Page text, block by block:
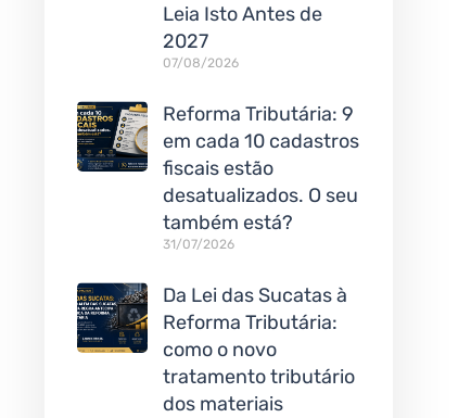
Leia Isto Antes de
2027
07/08/2026
Reforma Tributária: 9
em cada 10 cadastros
fiscais estão
desatualizados. O seu
também está?
31/07/2026
Da Lei das Sucatas à
Reforma Tributária:
como o novo
tratamento tributário
dos materiais